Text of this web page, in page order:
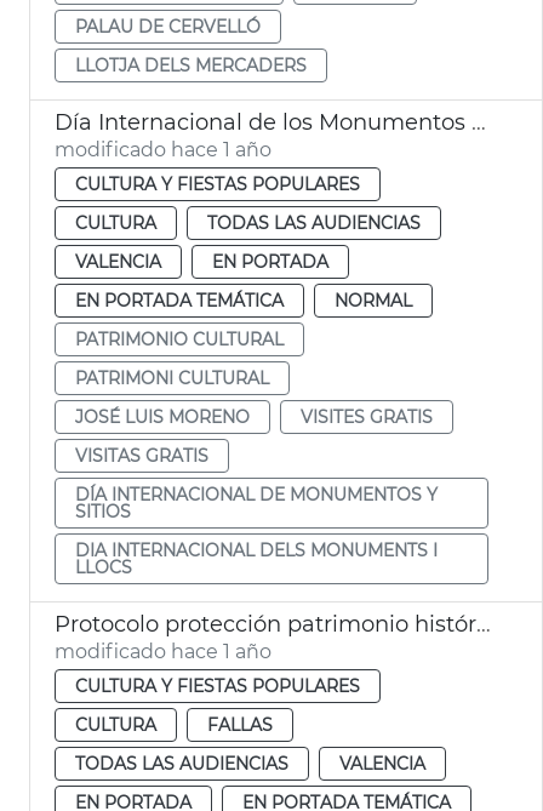
PALAU DE CERVELLÓ
LLOTJA DELS MERCADERS
Día Internacional de los Monumentos y Sitios
modificado hace 1 año
CULTURA Y FIESTAS POPULARES
CULTURA
TODAS LAS AUDIENCIAS
VALENCIA
EN PORTADA
EN PORTADA TEMÁTICA
NORMAL
PATRIMONIO CULTURAL
PATRIMONI CULTURAL
JOSÉ LUIS MORENO
VISITES GRATIS
VISITAS GRATIS
DÍA INTERNACIONAL DE MONUMENTOS Y
SITIOS
DIA INTERNACIONAL DELS MONUMENTS I
LLOCS
Protocolo protección patrimonio histórico de València Fallas 2025
modificado hace 1 año
CULTURA Y FIESTAS POPULARES
CULTURA
FALLAS
TODAS LAS AUDIENCIAS
VALENCIA
EN PORTADA
EN PORTADA TEMÁTICA